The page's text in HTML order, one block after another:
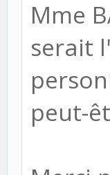
Mme
serait
peut-